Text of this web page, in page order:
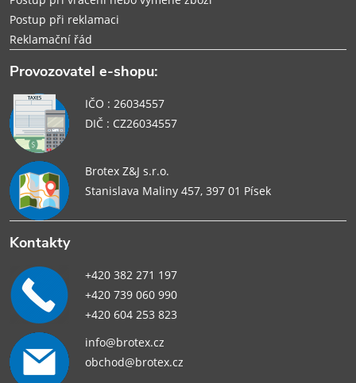
Postup při reklamaci
Reklamační řád
Provozovatel e-shopu:
IČO : 26034557
DIČ : CZ26034557
Brotex Z&J s.r.o.
Stanislava Maliny 457, 397 01 Písek
Kontakty
+420 382 271 197
+420 739 060 990
+420 604 253 823
info@brotex.cz
obchod@brotex.cz